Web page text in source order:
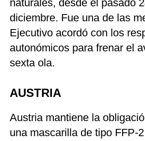
naturales, desde el pasado
diciembre. Fue una de las
Ejecutivo acordó con los
autonómicos para frenar el
sexta ola.
AUSTRIA
Austria mantiene la
una mascarilla de tipo FFP-